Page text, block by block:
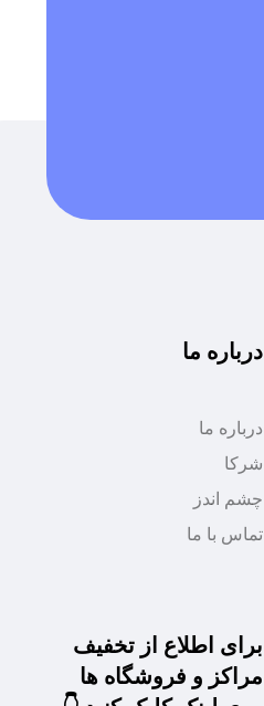
درباره ما
درباره ما
شرکا
چشم اندز
تماس با ما
برای اطلاع از تخفیف
مراکز و فروشگاه ها